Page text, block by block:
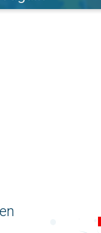
четвер, 13.08